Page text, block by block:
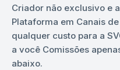
Criador não exclusivo e
Plataforma em Canais
qualquer custo para a
a você Comissões
abaixo.